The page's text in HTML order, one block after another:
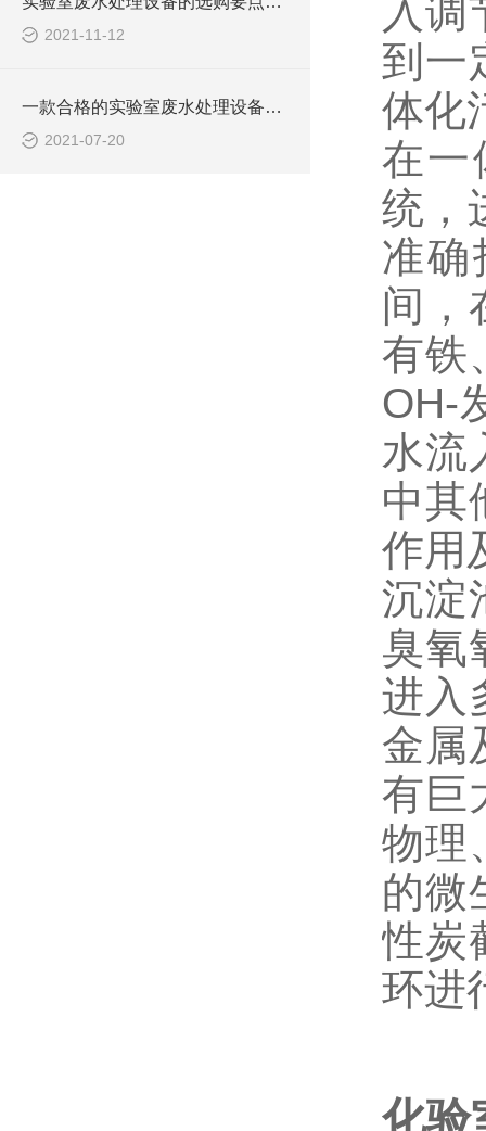
2021-11-12
一款合格的实验室废水处理设备有哪些性能要求和组成结构？
2021-07-20
入
到一
体化
在一
统，
准确
间，
有铁
OH-
水流
中其
作用
沉淀
臭氧
进入
金属
有巨
物理
的微
性炭
环进
化验